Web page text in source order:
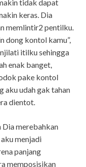
tidak dapat
keras. Dia
memlintir2 pentilku.
dong kontol kamu”,
itilku sehingga
enak banget,
pake kontol
aku udah gak tahan
dientot.
Dia merebahkan
menjadi
panjang
memposisikan